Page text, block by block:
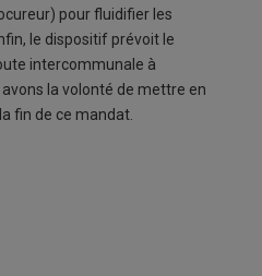
pour fluidifier les
le dispositif prévoit le
intercommunale à
la volonté de mettre en
fin de ce mandat.